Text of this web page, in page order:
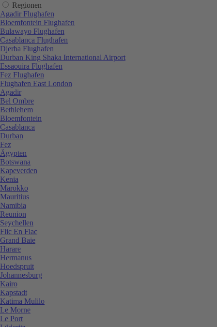
Regionen
Agadir Flughafen
Bloemfontein Flughafen
Bulawayo Flughafen
Casablanca Flughafen
Djerba Flughafen
Durban King Shaka International Airport
Essaouira Flughafen
Fez Flughafen
Flughafen East London
Agadir
Bel Ombre
Bethlehem
Bloemfontein
Casablanca
Durban
Fez
Ägypten
Botswana
Kapeverden
Kenia
Marokko
Mauritius
Namibia
Reunion
Seychellen
Flic En Flac
Grand Baie
Harare
Hermanus
Hoedspruit
Johannesburg
Kairo
Kapstadt
Katima Mulilo
Le Morne
Le Port